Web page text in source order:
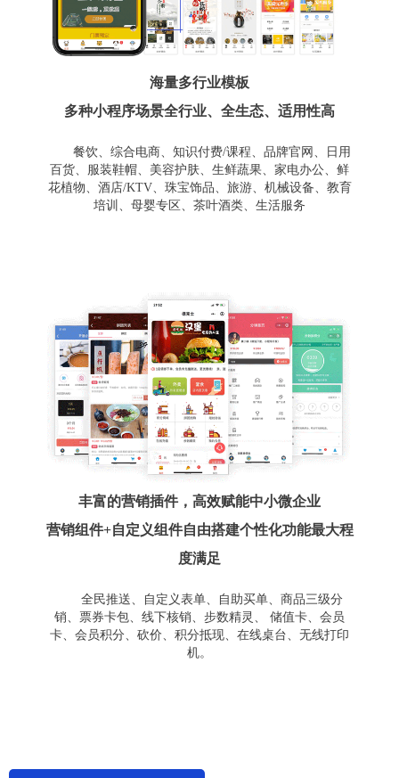
海量多行业模板
多种小程序场景全行业、全生态、适用性高
餐饮、综合电商、知识付费/课程、品牌官网、日用
百货、服装鞋帽、美容护肤、生鲜蔬果、家电办公、鲜
花植物、酒店/KTV、珠宝饰品、旅游、机械设备、教育
培训、母婴专区、茶叶酒类、生活服务
丰富的营销插件，高效赋能中小微企业
营销组件+自定义组件自由搭建个性化功能最大程
度满足
全民推送、自定义表单、自助买单、商品三级分
销、票券卡包、线下核销、步数精灵、 储值卡、会员
卡、会员积分、砍价、积分抵现、在线桌台、无线打印
机。